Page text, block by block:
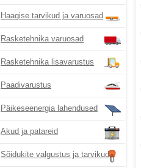
Haagise tarvikud ja varuosad
Rasketehnika varuosad
Rasketehnika lisavarustus
Paadivarustus
Päikeseenergia lahendused
Akud ja patareid
Sõidukite valgustus ja tarvikud